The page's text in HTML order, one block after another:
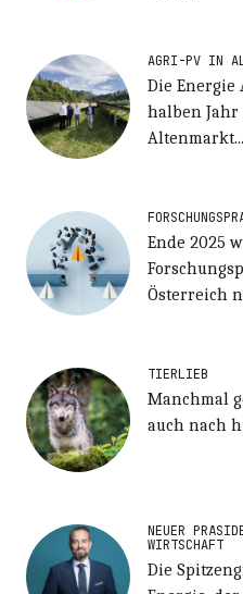
AGRI-PV IN
Die Energie
halben
Altenmarkt...
Ende 2025
Österreich
TIERLIEB
Manchmal
auch nach
NEUER
WIRTSCHAFT
Die